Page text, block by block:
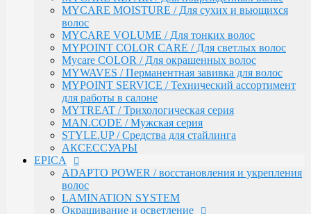
Окисляющая эмульсия
Гель-краска Colordream
Оттеночные муссы
SHAPE WAVE / Химическая завивка
НАБОРЫ EPICA
Уход за кожей рук / Крем-мыло, Крем для рук
Styling
TOTAL CARE / Уход и защита
SPECIAL / Особенный уход
SKIN BALANCE| / Регулирование работы сальных
желез
SILK WAVES / Ежедневный уход за вьющимися
волосами
HEMP THERAPY ORGANIC / Для роста волос
MEN'S / Мужская серия
COLD BLOND / Уход для blond
KERATIN PRO / Реконструкция и восстановление
MYCARE MOISTURE / Для сухих и вьющихся
волос
MYCARE VOLUME / Для тонких волос
MYPOINT COLOR CARE / Для светлых волос
Mycare COLOR / Для окрашенных волос
MYWAVES / Перманентная завивка для волос
MYPOINT SERVICE / Технический ассортимент
для работы в салоне
MYTREAT / Трихологическая серия
MAN.CODE / Мужская серия
STYLE.UP / Средства для стайлинга
АКСЕССУАРЫ
EPICA
ADAPTO POWER / восстановления и укрепления
волос
LAMINATION SYSTEM
Окрашивание и осветление